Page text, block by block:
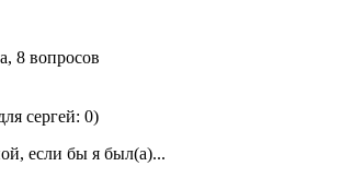
8 вопросов
сергей: 0)
если бы я был(а)...